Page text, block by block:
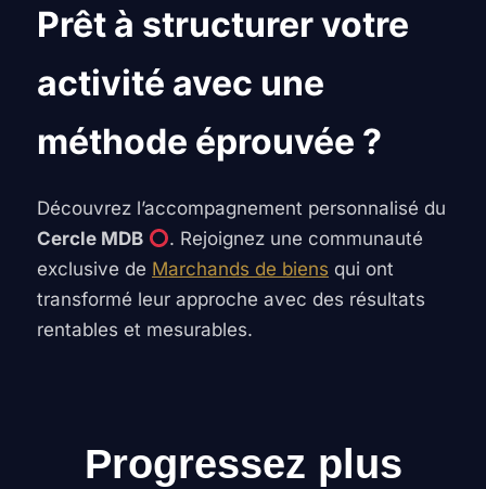
Prêt à structurer votre
activité avec une
méthode éprouvée ?
Découvrez l’accompagnement personnalisé du
Cercle MDB
. Rejoignez une communauté
exclusive de Marchands de biens qui ont
transformé leur approche avec des résultats
rentables et mesurables.
Progressez plus